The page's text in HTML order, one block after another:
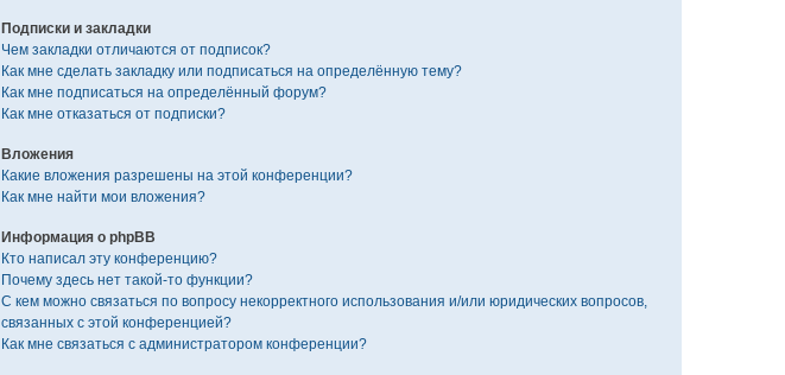
Подписки и закладки
Чем закладки отличаются от подписок?
Как мне сделать закладку или подписаться на определённую тему?
Как мне подписаться на определённый форум?
Как мне отказаться от подписки?
Вложения
Какие вложения разрешены на этой конференции?
Как мне найти мои вложения?
Информация о phpBB
Кто написал эту конференцию?
Почему здесь нет такой-то функции?
С кем можно связаться по вопросу некорректного использования и/или юридических вопросов,
связанных с этой конференцией?
Как мне связаться с администратором конференции?